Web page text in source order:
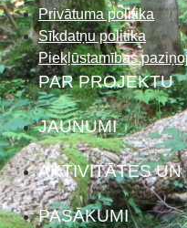
Privātuma politika
Sīkdatņu politika
Piekļūstamības
PAR PROJEKTU
JAUNUMI
AKTIVITĀTES UN
PASĀKUMI